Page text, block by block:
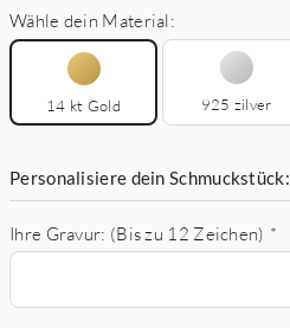
Wähle dein Material:
14 kt Gold 925 zilver
Personalisiere dein Schmuckstück:
Ihre Gravur: (Bis zu 12 Zeichen) *